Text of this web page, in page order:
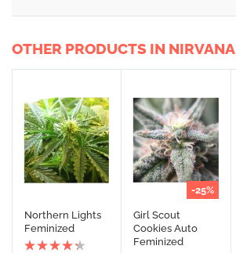
OTHER PRODUCTS IN NIRVANA
Northern Lights
Feminized
-25%
Girl Scout
Cookies Auto
Feminized